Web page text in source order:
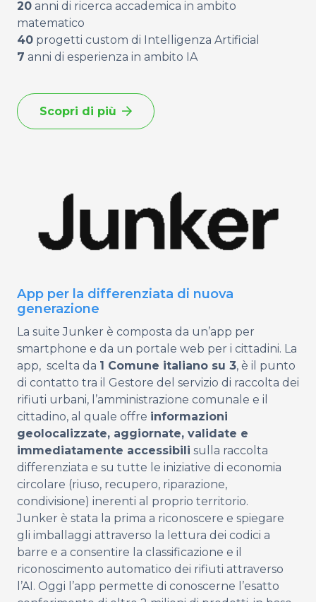
20 anni di ricerca accademica in ambito
matematico
40 progetti custom di Intelligenza Artificial
7 anni di esperienza in ambito IA
Scopri di più
App per la differenziata di nuova
generazione
La suite Junker è composta da un’app per
smartphone e da un portale web per i cittadini. La
app, scelta da 1 Comune italiano su 3, è il punto
di contatto tra il Gestore del servizio di raccolta dei
rifiuti urbani, l’amministrazione comunale e il
cittadino, al quale offre informazioni
geolocalizzate, aggiornate, validate e
immediatamente accessibili sulla raccolta
differenziata e su tutte le iniziative di economia
circolare (riuso, recupero, riparazione,
condivisione) inerenti al proprio territorio.
Junker è stata la prima a riconoscere e spiegare
gli imballaggi attraverso la lettura dei codici a
barre e a consentire la classificazione e il
riconoscimento automatico dei rifiuti attraverso
l’AI. Oggi l’app permette di conoscerne l’esatto